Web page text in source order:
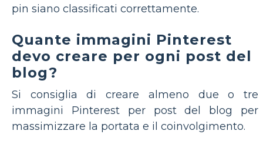
pin siano classificati correttamente.
Quante immagini Pinterest
devo creare per ogni post del
blog?
Si consiglia di creare almeno due o tre
immagini Pinterest per post del blog per
massimizzare la portata e il coinvolgimento.